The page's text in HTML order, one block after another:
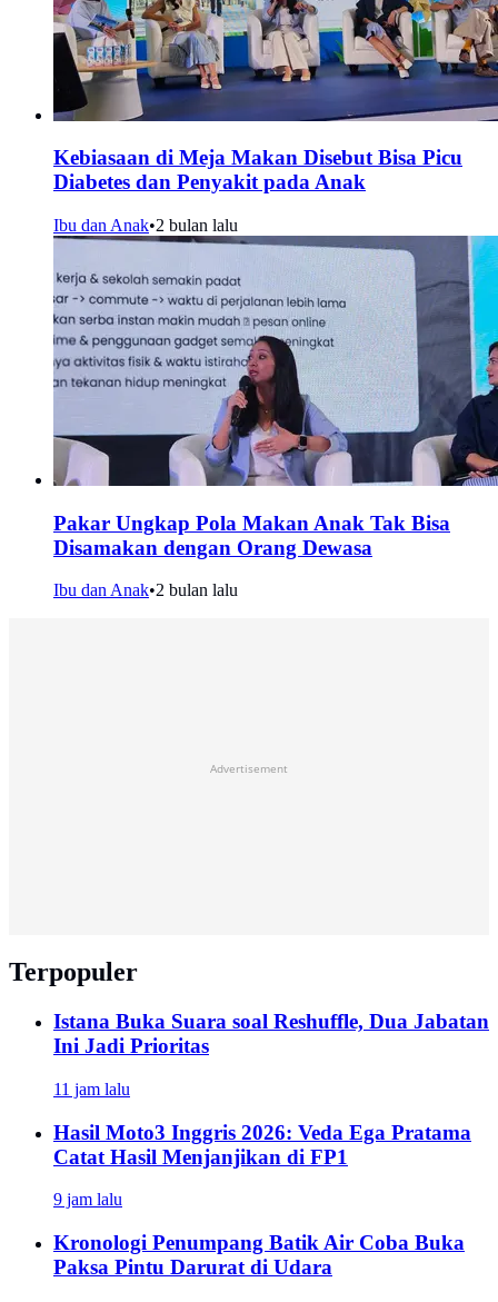
Kebiasaan di Meja Makan Disebut Bisa Picu
Diabetes dan Penyakit pada Anak
Ibu dan Anak•2 bulan lalu
Pakar Ungkap Pola Makan Anak Tak Bisa
Disamakan dengan Orang Dewasa
Ibu dan Anak•2 bulan lalu
Advertisement
Terpopuler
Istana Buka Suara soal Reshuffle, Dua Jabatan
Ini Jadi Prioritas
11 jam lalu
Hasil Moto3 Inggris 2026: Veda Ega Pratama
Catat Hasil Menjanjikan di FP1
9 jam lalu
Kronologi Penumpang Batik Air Coba Buka
Paksa Pintu Darurat di Udara